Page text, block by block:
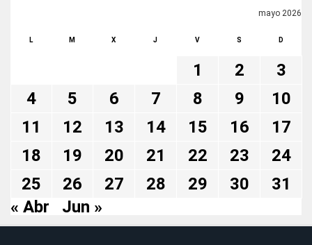
mayo 2026
L M X J V S D
1 2
3
4
5 6 7 8 9
10
11
12 13 14 15 16
17
18
19 20 21 22 23
24
25
26 27 28 29 30
31
« Abr
Jun »